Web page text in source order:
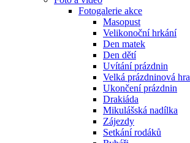
Fotogalerie akce
Masopust
Velikonoční hrkání
Den matek
Den dětí
Uvítání prázdnin
Velká prázdninová hra
Ukončení prázdnin
Drakiáda
Mikulášská nadílka
Zájezdy
Setkání rodáků